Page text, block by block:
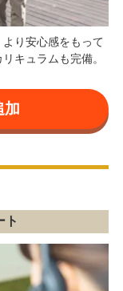
り安心感をもって
キュラムも完備。
ト